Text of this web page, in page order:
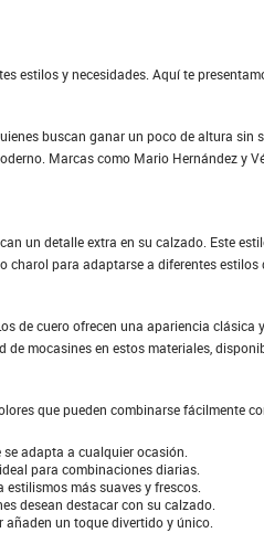
estilos y necesidades. Aquí te
buscan ganar un poco de altura
Marcas como Mario Hernández y
un detalle extra en su calzado. Este
charol para adaptarse a diferentes estilos
de cuero ofrecen una apariencia
mocasines en estos materiales,
que pueden combinarse fácilmente
adapta a cualquier ocasión.
para combinaciones diarias.
estilismos más suaves y frescos.
desean destacar con su calzado.
un toque divertido y único.